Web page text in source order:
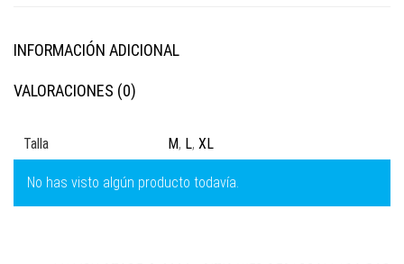
INFORMACIÓN ADICIONAL
VALORACIONES (0)
Talla M, L, XL
No has visto algún producto todavía.